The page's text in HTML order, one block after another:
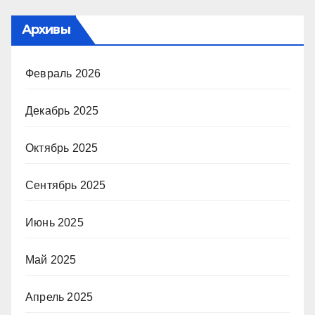
Архивы
Февраль 2026
Декабрь 2025
Октябрь 2025
Сентябрь 2025
Июнь 2025
Май 2025
Апрель 2025